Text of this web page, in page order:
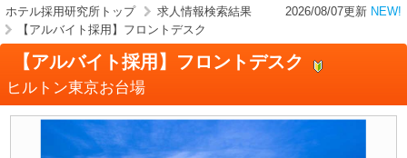
ホテル採用研究所トップ
求人情報検索結果
【アルバイト採用】フロントデスク
2026/08/07更新 NEW!
【アルバイト採用】フロントデスク
ヒルトン東京お台場